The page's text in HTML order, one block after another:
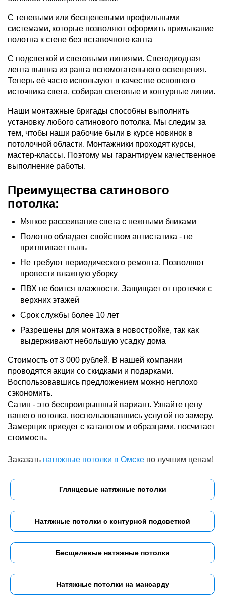
С теневыми или бесщелевыми профильными
системами, которые позволяют оформить примыкание
полотна к стене без вставочного канта
С подсветкой и световыми линиями. Светодиодная
лента вышла из ранга вспомогательного освещения.
Теперь её часто используют в качестве основного
источника света, собирая световые и контурные линии.
Наши монтажные бригады способны выполнить
установку любого сатинового потолка. Мы следим за
тем, чтобы наши рабочие были в курсе новинок в
потолочной области. Монтажники проходят курсы,
мастер-классы. Поэтому мы гарантируем качественное
выполнение работы.
Преимущества сатинового
потолка:
Мягкое рассеивание света с нежными бликами
Полотно обладает свойством антистатика - не
притягивает пыль
Не требуют периодического ремонта. Позволяют
провести влажную уборку
ПВХ не боится влажности. Защищает от протечки с
верхних этажей
Срок службы более 10 лет
Разрешены для монтажа в новостройке, так как
выдерживают небольшую усадку дома
Стоимость от 3 000 рублей. В нашей компании
проводятся акции со скидками и подарками.
Воспользовавшись предложением можно неплохо
сэкономить.
Сатин - это беспроигрышный вариант. Узнайте цену
вашего потолка, воспользовавшись услугой по замеру.
Замерщик приедет с каталогом и образцами, посчитает
стоимость.
Заказать натяжные потолки в Омске по лучшим ценам!
Глянцевые натяжные потолки
Натяжные потолки с контурной подсветкой
Бесщелевые натяжные потолки
Натяжные потолки на мансарду